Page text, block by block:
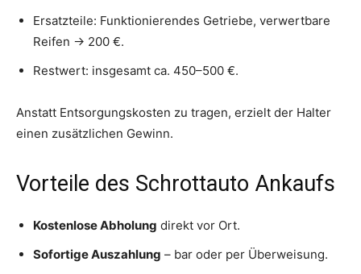
Ersatzteile: Funktionierendes Getriebe, verwertbare
Reifen → 200 €.
Restwert: insgesamt ca. 450–500 €.
Anstatt Entsorgungskosten zu tragen, erzielt der Halter
einen zusätzlichen Gewinn.
Vorteile des Schrottauto Ankaufs
Kostenlose Abholung direkt vor Ort.
Sofortige Auszahlung – bar oder per Überweisung.